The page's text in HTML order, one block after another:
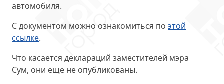
автомобиля.
С документом можно ознакомиться по этой
ссылке.
Что касается деклараций заместителей мэра
Сум, они еще не опубликованы.